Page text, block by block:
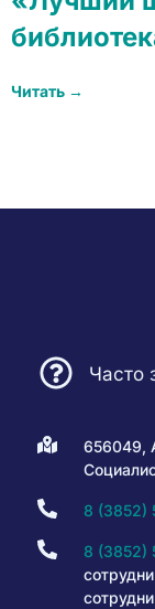
Читать →
Часто
656049,
8 (3852)
8 (3852)